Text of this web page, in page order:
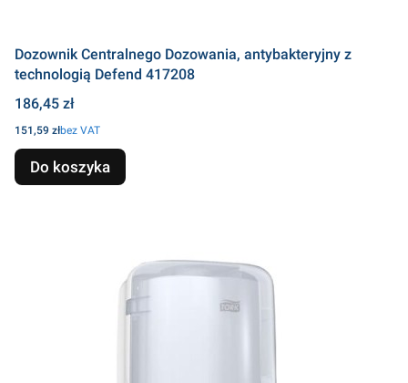
Dozownik Centralnego Dozowania, antybakteryjny z
technologią Defend 417208
Cena
186,45 zł
Cena
151,59 złbez VAT
Do koszyka